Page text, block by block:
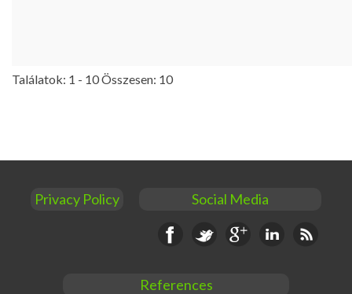
Találatok: 1 - 10 Összesen: 10
Privacy Policy Social Media
FacebookTwitter Google+LinkedinRSS
References